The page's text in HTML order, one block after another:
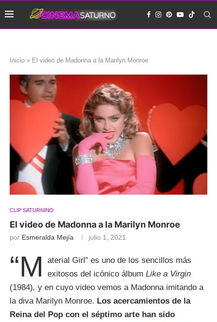
Inicio » El video de Madonna a la Marilyn Monroe
CLIP SATURNINO
El video de Madonna a la Marilyn Monroe
por Esmeralda Mejía julio 1, 2021
“M
aterial Girl” es uno de los sencillos más
exitosos del icónico álbum Like a Virgin
(1984), y en cuyo video vemos a Madonna imitando a
la diva Marilyn Monroe. Los acercamientos de la
Reina del Pop con el séptimo arte han sido